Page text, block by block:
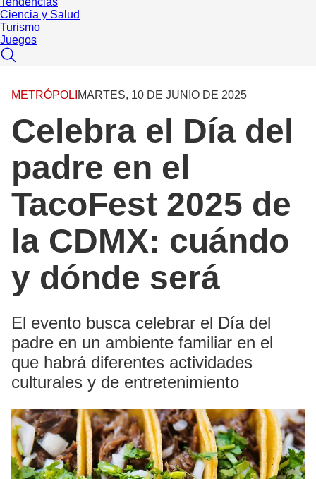
Ciencia y Salud
Turismo
Juegos
METRÓPOLI MARTES, 10 DE JUNIO DE 2025
Celebra el Día del
padre en el
TacoFest 2025 de
la CDMX: cuándo
y dónde será
El evento busca celebrar el Día del
padre en un ambiente familiar en el
que habrá diferentes actividades
culturales y de entretenimiento